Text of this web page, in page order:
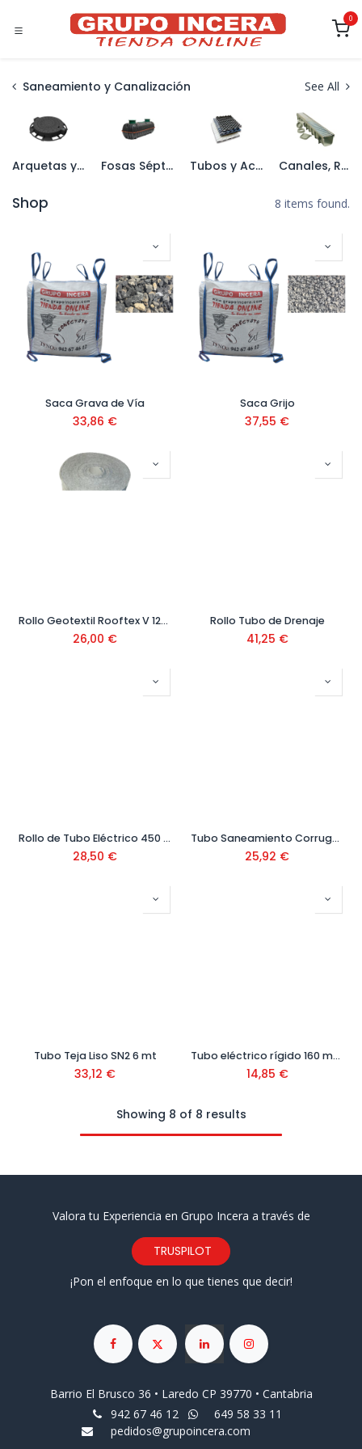
0
Saneamiento y Canalización See All
Arquetas y Tapas Fosas Sépticas Tubos y Accesorios de PVC Canales, Rejillas y Sumideros
Shop 8 items found.
Saca Grava de Vía
33,86 €
Saca Grijo
37,55 €
Rollo Geotextil Rooftex V 120 (lámina para tubo drenaje)
26,00 €
Rollo Tubo de Drenaje
41,25 €
Rollo de Tubo Eléctrico 450 NW
28,50 €
Tubo Saneamiento Corrugado SN8
25,92 €
Tubo Teja Liso SN2 6 mt
33,12 €
Tubo eléctrico rígido 160 mm de 6 mtrs
14,85 €
Showing 8 of 8 results
Valora tu Experiencia en Grupo Incera a través de
TRUSPILOT
¡Pon el enfoque en lo que tienes que decir!
Barrio El Brusco 36 • Laredo CP 39770 • Cantabria
942 67 46 12
649 58 33 11
pedidos@grupoincera.com